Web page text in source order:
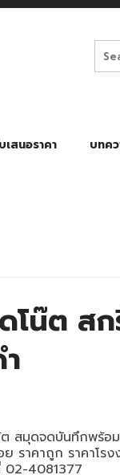
เสนอราคา บทค
น๊ต สก
สมุดจดบันทึกพร้อ
ราคาถูก ราคาโรง
02-4081377